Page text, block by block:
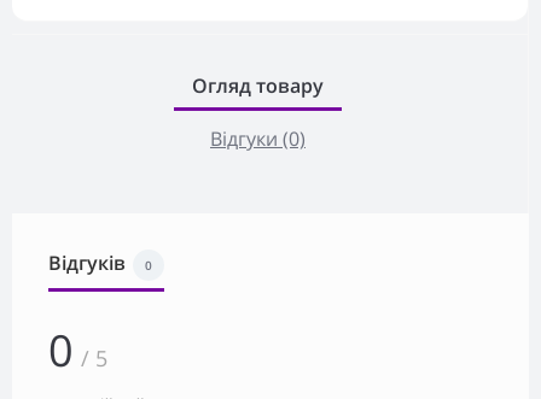
Огляд товару
Відгуки (0)
Відгуків 0
0 / 5